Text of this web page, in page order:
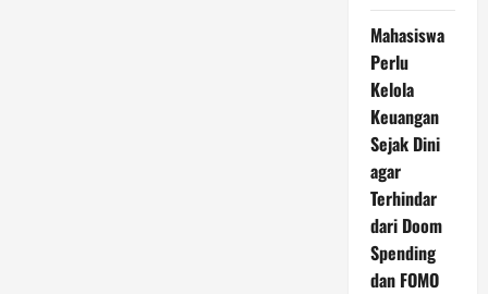
Mahasiswa
Perlu
Kelola
Keuangan
Sejak Dini
agar
Terhindar
dari Doom
Spending
dan FOMO